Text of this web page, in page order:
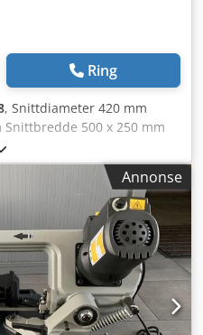
Ring
, Snittdiameter 420 mm
500 x 250 mm
400 x 400 mm
Båndsagbladdimensjon
Sjfx Ag Tock Totalt
0,75 t Plassbehov ca. 2,0
Hydraulisk båndstramming
Hydraulisk sag opp/ned
Annonse